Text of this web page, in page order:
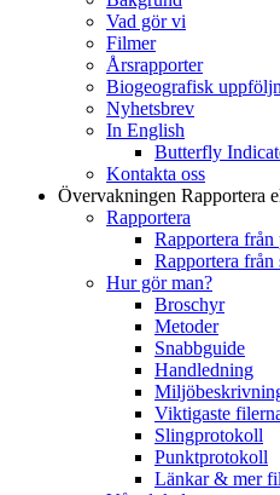
Vad gör vi
Filmer
Årsrapporter
Biogeografisk
Nyhetsbrev
In English
Butterfly
Kontakta oss
Övervakningen Rapportera
Rapportera
Rapportera
Rapportera från
Hur gör man?
Broschyr
Metoder
Snabbguide
Handledning
Viktigaste
Slingprotokoll
Punktprotokoll
Länkar & mer